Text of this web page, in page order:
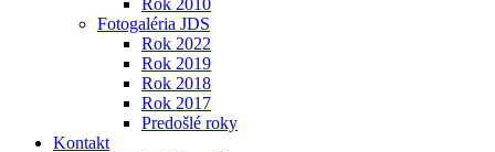
Rok 2010
Fotogaléria JDS
Rok 2022
Rok 2019
Rok 2018
Rok 2017
Predošlé roky
Kontakt